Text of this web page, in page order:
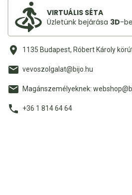
VIRTUÁLIS SÉTA
Üzletünk bejárása 3D-
1135 Budapest, Róbert Károly
vevoszolgalat@bijo.hu
Magánszemélyeknek:
+36 1 814 64 64